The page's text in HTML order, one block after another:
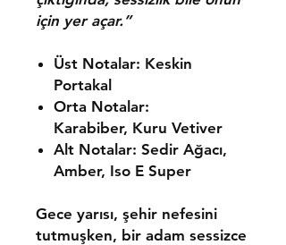
için yer açar.”
Üst Notalar: Keskin
Portakal
Orta Notalar:
Karabiber, Kuru Vetiver
Alt Notalar: Sedir Ağacı,
Amber, Iso E Super
Gece yarısı, şehir nefesini
tutmuşken, bir adam sessizce